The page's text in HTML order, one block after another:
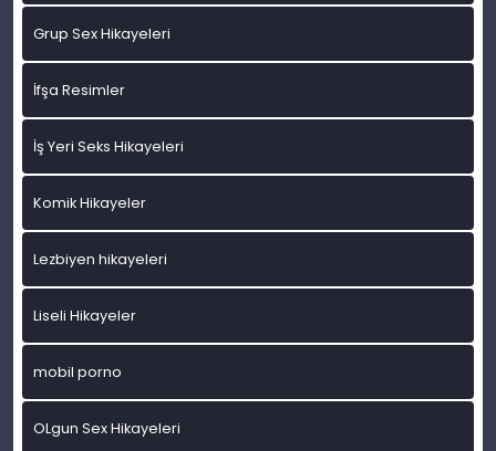
Grup Sex Hikayeleri
İfşa Resimler
İş Yeri Seks Hikayeleri
Komik Hikayeler
Lezbiyen hikayeleri
Liseli Hikayeler
mobil porno
OLgun Sex Hikayeleri